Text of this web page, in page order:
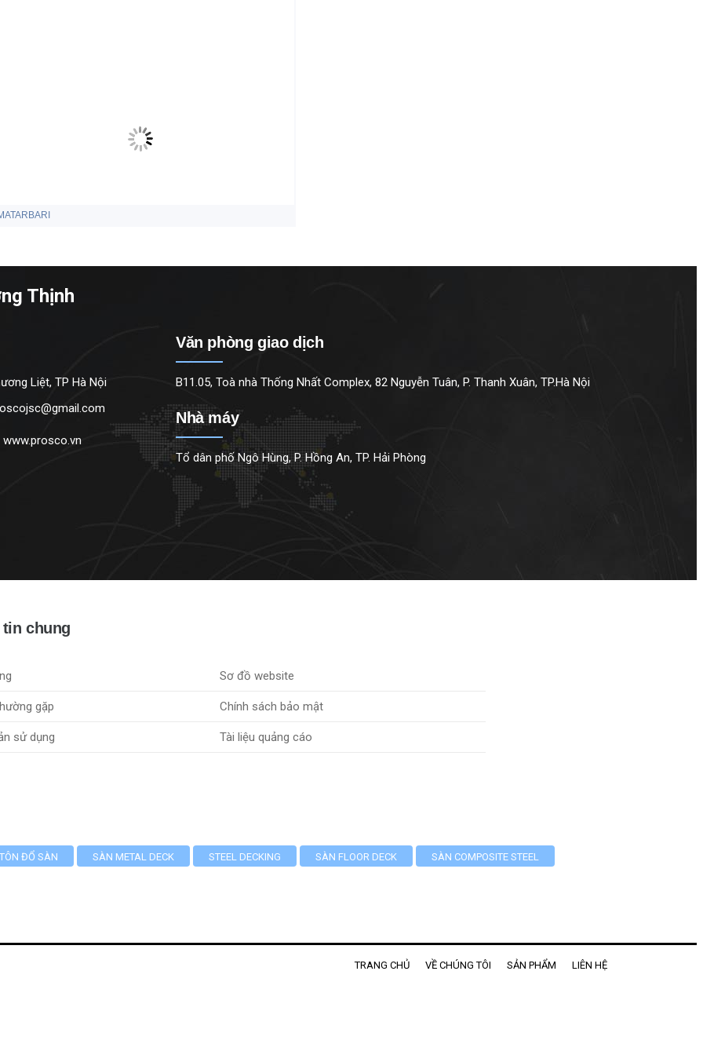
Thịnh
Liệt, TP Hà Nội
www.prosco.vn
Văn phòng giao dịch
B11.05, Toà nhà Thống Nhất Complex, 82 Nguyễn Tuân, P. Thanh Xuân, TP.Hà Nội
Nhà máy
Tổ dân phố Ngô Hùng, P. Hồng An, TP. Hải Phòng
chung
Sơ đồ website
gặp Chính sách bảo mật
sử dụng Tài liệu quảng cáo
TÔN ĐỔ SÀN SÀN METAL DECK STEEL DECKING SÀN FLOOR DECK SÀN COMPOSITE STEEL
TRANG CHỦ VỀ CHÚNG TÔI SẢN PHẨM LIÊN HỆ